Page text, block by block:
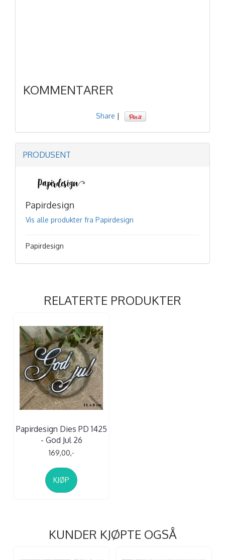
KOMMENTARER
Share |
PRODUSENT
Papirdesign
Vis alle produkter fra Papirdesign
Papirdesign
RELATERTE PRODUKTER
Papirdesign Dies PD 1425
- God Jul 26
169,00,-
KJØP
KUNDER KJØPTE OGSÅ